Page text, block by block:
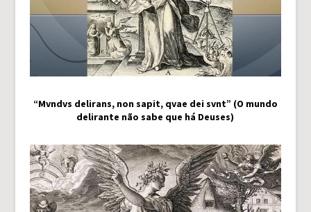
“Mvndvs delirans, non sapit, qvae dei svnt” (O mundo
delirante não sabe que há Deuses)